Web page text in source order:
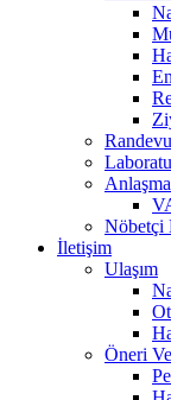
Nöbetçi
İletişim
Ulaşım
Öneri